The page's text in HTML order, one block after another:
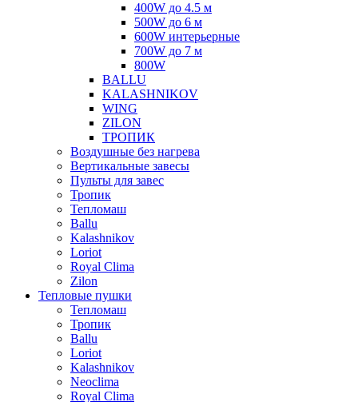
400W до 4.5 м
500W до 6 м
600W интерьерные
700W до 7 м
800W
BALLU
KALASHNIKOV
WING
ZILON
ТРОПИК
Воздушные без нагрева
Вертикальные завесы
Пульты для завес
Тропик
Тепломаш
Ballu
Kalashnikov
Loriot
Royal Clima
Zilon
Тепловые пушки
Тепломаш
Тропик
Ballu
Loriot
Kalashnikov
Neoclima
Royal Clima